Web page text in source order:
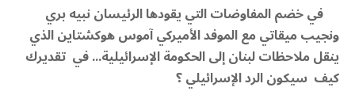
في خضم المفاوضات التي يقودها الرئيسان نبيه بري
ونجيب ميقاتي مع الموفد الأميركي آموس هوكشتاين الذي
ينقل ملاحظات لبنان إلى الحكومة الإسرائيلية... في تقديرك
كيف سيكون الرد الإسرائيلي ؟